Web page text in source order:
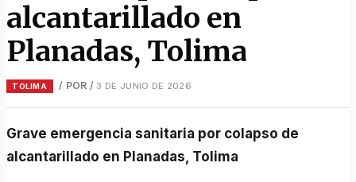
alcantarillado en
Planadas, Tolima
TOLIMA / POR / 3 DE JUNIO DE 2026
Grave emergencia sanitaria por colapso de
alcantarillado en Planadas, Tolima